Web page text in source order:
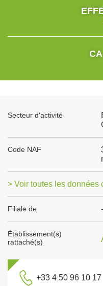
Secteur d'activité
Code NAF
> Voir toutes les données
Filiale de -
Établissement(s)
rattaché(s)
+33 4 50 96 10 17